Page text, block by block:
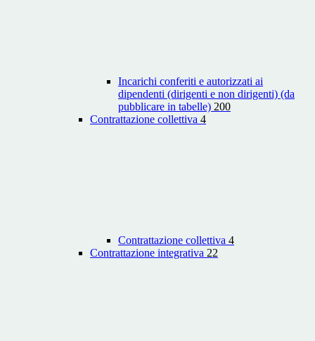
Incarichi conferiti e autorizzati ai
dipendenti (dirigenti e non dirigenti) (da
pubblicare in tabelle) 200
Contrattazione collettiva 4
Contrattazione collettiva 4
Contrattazione integrativa 22